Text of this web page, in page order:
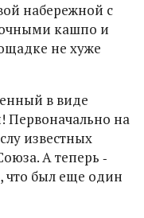
набережной с
кашпо и
не хуже
в виде
Первоначально на
известных
А теперь ‑
что был еще один